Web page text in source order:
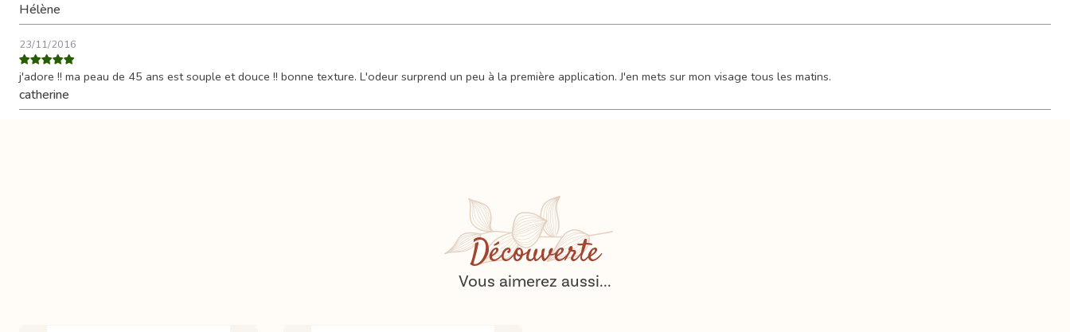
Hélène
23/11/2016
j'adore !! ma peau de 45 ans est souple et douce !! bonne texture. L'odeur surprend un peu à la première application. J'en mets sur mon visage tous les matins.
catherine
Découverte
Vous aimerez aussi...